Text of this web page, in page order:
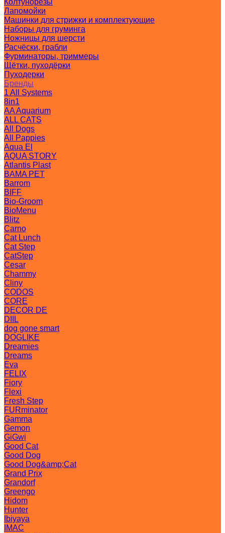
Колтунорезы
Лапомойки
Машинки для стрижки и комплектующие
Наборы для груминга
Ножницы для шерсти
Расчёски, грабли
Фурминаторы, триммеры
Щётки, пуходёрки
Пуходерки
Бренды
1 All Systems
8in1
AA Aquarium
ALL CATS
All Dogs
All Pappies
Aqua El
AQUA STORY
Atlantis Plast
BAMA PET
Barrom
BIFF
Bio-Groom
BioMenu
Blitz
Carno
Cat Lunch
Cat Step
CatStep
Cesar
Chammy
Cliny
CODOS
CORE
DECOR DE
DIIL
dog gone smart
DOGLIKE
Dreamies
Dreams
Eva
FELIX
Fiory
Flexi
Fresh Step
FURminator
Gamma
Gemon
GiGwi
Good Cat
Good Dog
Good Dog&amp;Cat
Grand Prix
Grandorf
Greengo
Hidom
Hunter
Ibiyaya
IMAC